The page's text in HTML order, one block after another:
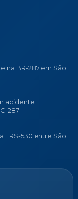
na BR-287 em São
acidente
287
ERS-530 entre São